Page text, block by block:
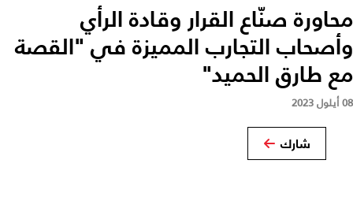
محاورة صنّاع القرار وقادة الرأي
وأصحاب التجارب المميزة في "القصة
مع طارق الحميد"
08 أيلول 2023
شارك